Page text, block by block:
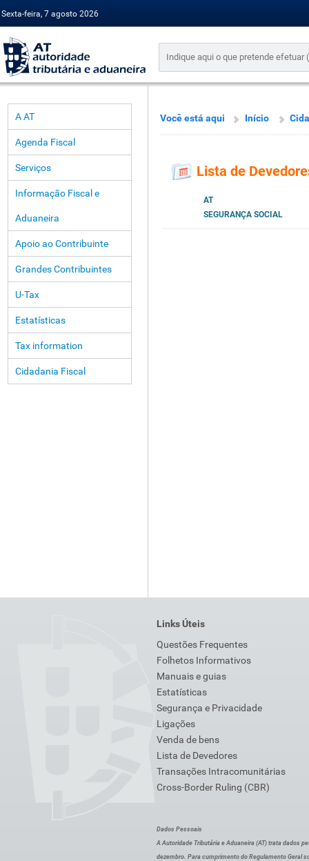
Sexta-feira, 7 agosto 2026
A AT
Agenda Fiscal
Serviços
Informação Fiscal e
Aduaneira
Apoio ao Contribuinte
Grandes Contribuintes
U-Tax
Estatísticas
Tax information
Cidadania Fiscal
Você está aqui Início
Lista de
AT
SEGURANÇA SOCIAL
Links Úteis
Questões Frequentes
Folhetos Informativos
Manuais e guias
Estatísticas
Segurança e Privacidade
Ligações
Venda de bens
Lista de Devedores
Transações Intracomunitárias
Cross-Border Ruling (CBR)
Dados Pessoais
A Autoridade Tributária e Aduaneira (AT) trata dados
dezembro. Para cumprimento do Regulamento Geral